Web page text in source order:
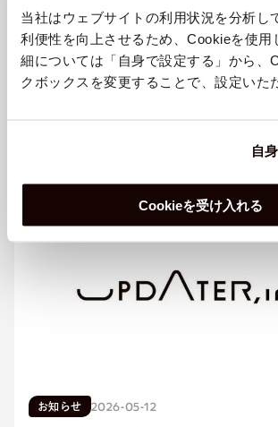
当社はウェブサイトの利用状況を分析し
利便性を向上させるため、Cookieを使用
細については「自身で設定する」から、
クボックスを変更することで、設定いた
自
Cookieを受け入れる
コーポレート
お知らせ 2026-05-12